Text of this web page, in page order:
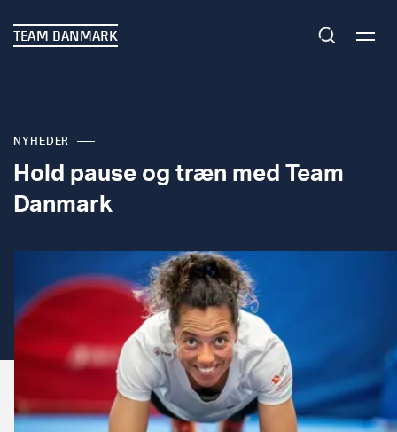
TEAM DANMARK
NYHEDER
Hold pause og træn med Team
Danmark